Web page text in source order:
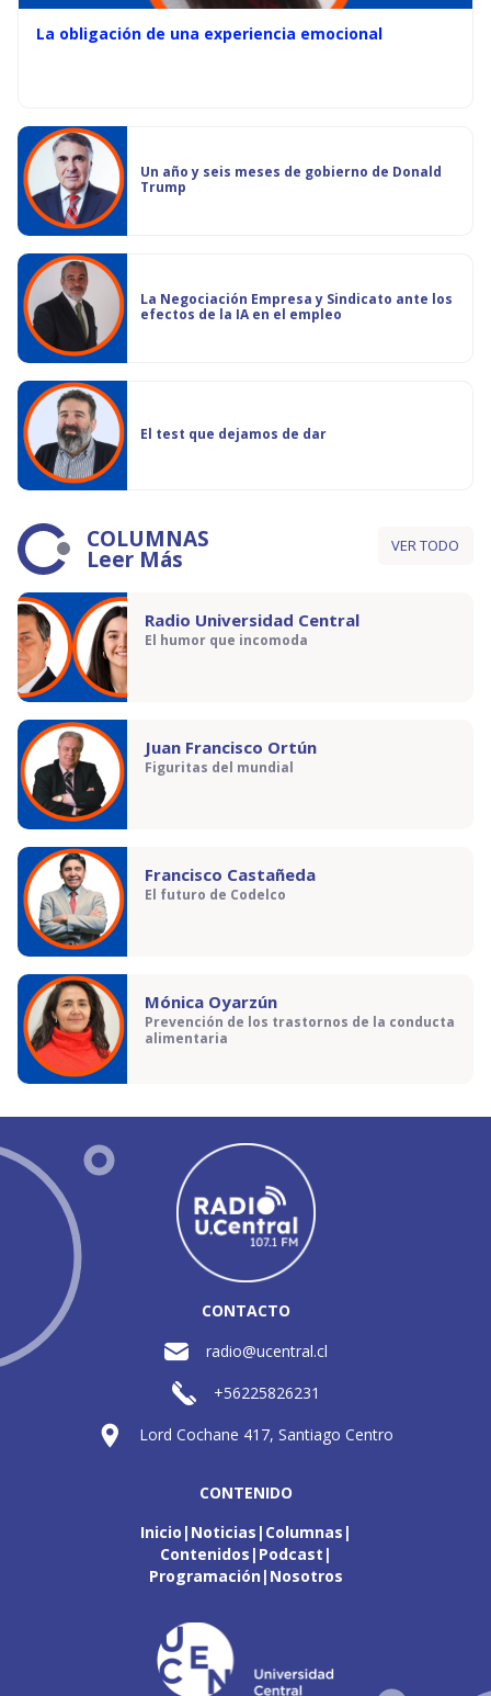
La obligación de una experiencia emocional
Un año y seis meses de gobierno de Donald
Trump
La Negociación Empresa y Sindicato ante los
efectos de la IA en el empleo
El test que dejamos de dar
COLUMNAS
Leer Más VER TODO
Radio Universidad Central
El humor que incomoda
Juan Francisco Ortún
Figuritas del mundial
Francisco Castañeda
El futuro de Codelco
Mónica Oyarzún
Prevención de los trastornos de la conducta
alimentaria
CONTACTO
radio@ucentral.cl
+56225826231
Lord Cochane 417, Santiago Centro
CONTENIDO
Inicio Noticias Columnas
Contenidos Podcast
Programación Nosotros